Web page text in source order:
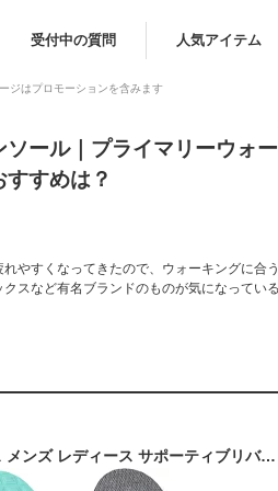
受付中の質問 人気アイテム
ジはプロモーションを含みます
ール｜プライマリーウォ
すめは？
やすくなってきたので、ウォーキングに合
スなど有名ブランドのものが気になってい
全1色 ニューバランス メンズ レディース サポーティブリバウンドインソール 高機能 インソール スポーツ 中敷 靴 シューズ ランニング ウォーキング グレー 灰色 送料無料 New Balance LAM35689GR